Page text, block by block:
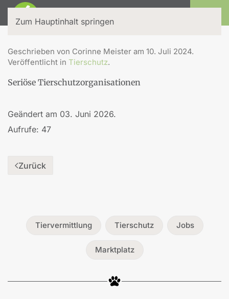
Zum Hauptinhalt springen
Geschrieben von Corinne Meister am 10. Juli 2024.
Veröffentlicht in Tierschutz.
Seriöse Tierschutzorganisationen
Geändert am 03. Juni 2026.
Aufrufe: 47
Zurück
Tiervermittlung Tierschutz Jobs
Marktplatz